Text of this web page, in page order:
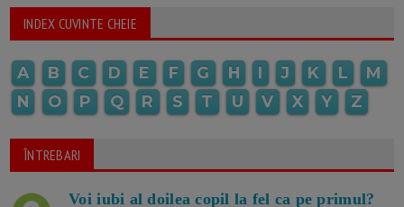
INDEX CUVINTE CHEIE
A B C D E F G H I J K L
M
N
O P Q R S T U V X Y Z
ÎNTREBARI
Voi iubi al doilea copil la fel ca pe primul?